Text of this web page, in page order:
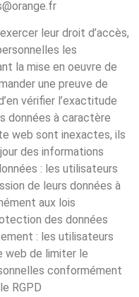
leur droit d’accès,
les
la mise en oeuvre de
une preuve de
vérifier l’exactitude
données à caractère
web sont inexactes, ils
des informations
: les utilisateurs
de leurs données à
aux lois
des données
: les utilisateurs
web de limiter le
conformément
RGPD